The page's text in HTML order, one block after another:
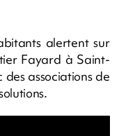
alertent sur
Fayard à Saint-
associations de